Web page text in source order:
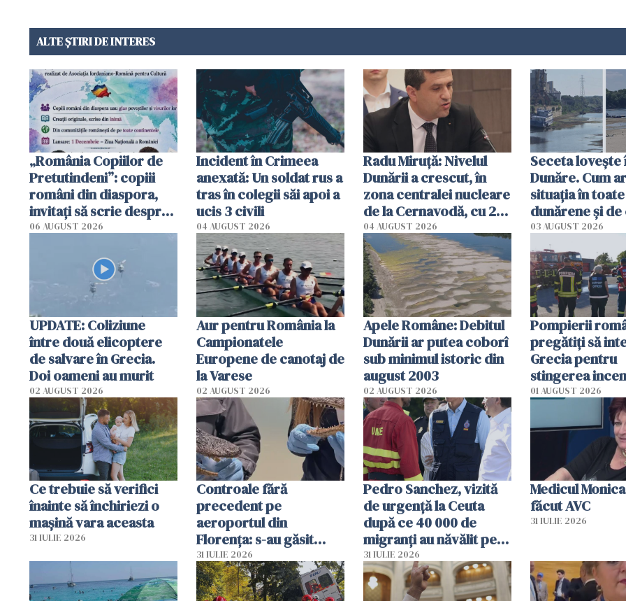
ALTE ȘTIRI DE INTERES
„România Copiilor de
Pretutindeni”: copiii
români din diaspora,
invitați să scrie despre
România într-un volum
06 AUGUST 2026
Incident în Crimeea
anexată: Un soldat rus a
tras în colegii săi apoi a
ucis 3 civili
04 AUGUST 2026
Radu Miruţă: Nivelul
Dunării a crescut, în
zona centralei nucleare
de la Cernavodă, cu 2
cm faţă de ziua trecută
04 AUGUST 2026
Seceta
Dunăre. Cum
situația în
dunărene și de
România
efectele, deși a
în iulie
03 AUGUST 2026
UPDATE: Coliziune
între două elicoptere
de salvare în Grecia.
Doi oameni au murit
02 AUGUST 2026
Aur pentru România la
Campionatele
Europene de canotaj de
la Varese
02 AUGUST 2026
Apele Române: Debitul
Dunării ar putea coborî
sub minimul istoric din
august 2003
02 AUGUST 2026
Pompierii
pregătiţi să
Grecia pentru
stingerea
01 AUGUST 2026
Ce trebuie să verifici
înainte să închiriezi o
mașină vara aceasta
31 IULIE 2026
Controale fără
precedent pe
aeroportul din
Florența: s-au găsit
capete de aligator și o
sumă imensă de bani
31 IULIE 2026
Pedro Sanchez, vizită
de urgență la Ceuta
după ce 40 000 de
migranți au năvălit pe
teritoriul spaniol: „Vom
mobiliza toate
resursele"
31 IULIE 2026
Medicul
făcut AVC
31 IULIE 2026